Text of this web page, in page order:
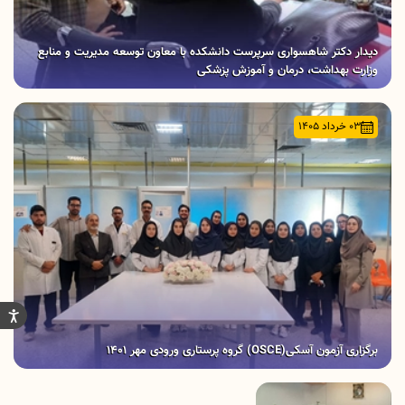
دیدار دکتر شاهسواری سرپرست دانشکده با معاون توسعه مدیریت و منابع
وزارت بهداشت، درمان و آموزش پزشکی
03 خرداد 1405
برگزاری آزمون آسکی(OSCE) گروه پرستاری ورودی مهر ١۴٠١